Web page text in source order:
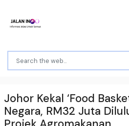
Johor Kekal ‘Food
Negara, RM32 Juta